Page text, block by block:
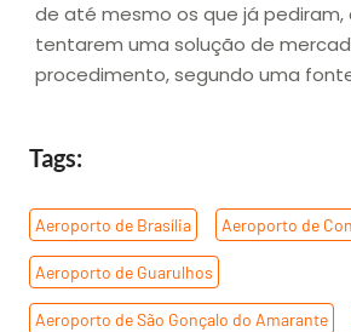
de até mesmo os que já pediram,
tentarem uma solução de
procedimento, segundo uma
Tags:
Aeroporto de Brasília Aeroporto de
Aeroporto de Guarulhos
Aeroporto de São Gonçalo do Amarante